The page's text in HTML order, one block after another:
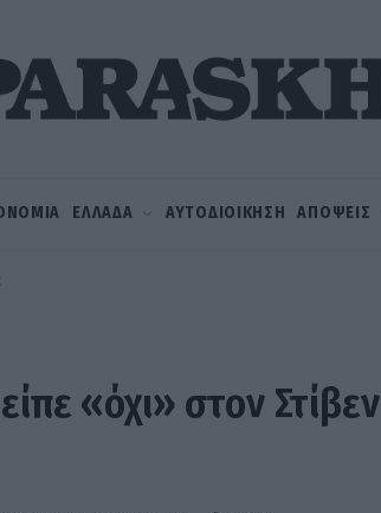
ΕΛΛΑΔΑ ΑΥΤΟΔΙΟΙΚΗΣΗ ΑΠΟΨΕΙΣ
«όχι» στον Στίβεν